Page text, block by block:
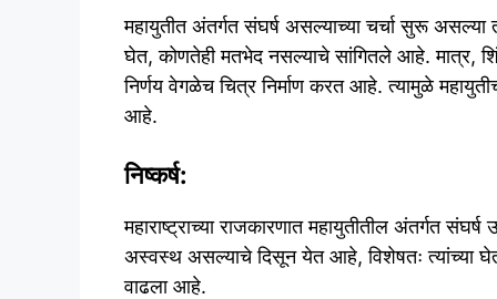
महायुतीत अंतर्गत संघर्ष असल्याच्या चर्चा सुरू असल्या
घेत, कोणतेही मतभेद नसल्याचे सांगितले आहे. मात्र,
निर्णय वेगळेच चित्र निर्माण करत आहे. त्यामुळे
आहे.
निष्कर्ष:
महाराष्ट्राच्या राजकारणात महायुतीतील अंतर्गत
अस्वस्थ असल्याचे दिसून येत आहे, विशेषतः त्यांच्या
वाढला आहे.